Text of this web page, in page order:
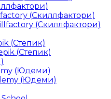
(Скиллфактори)
(Скиллфактори)
(Степик)
(Степик)
(Юдеми)
(Юдеми)